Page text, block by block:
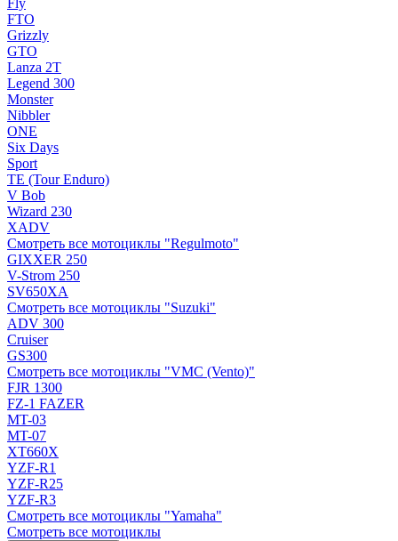
Fly
FTO
Grizzly
GTO
Lanza 2T
Legend 300
Monster
Nibbler
ONE
Six Days
Sport
TE (Tour Enduro)
V Bob
Wizard 230
XADV
Смотреть все мотоциклы "Regulmoto"
GIXXER 250
V-Strom 250
SV650XA
Смотреть все мотоциклы "Suzuki"
ADV 300
Cruiser
GS300
Смотреть все мотоциклы "VMC (Vento)"
FJR 1300
FZ-1 FAZER
MT-03
MT-07
XT660X
YZF-R1
YZF-R25
YZF-R3
Смотреть все мотоциклы "Yamaha"
Смотреть все мотоциклы